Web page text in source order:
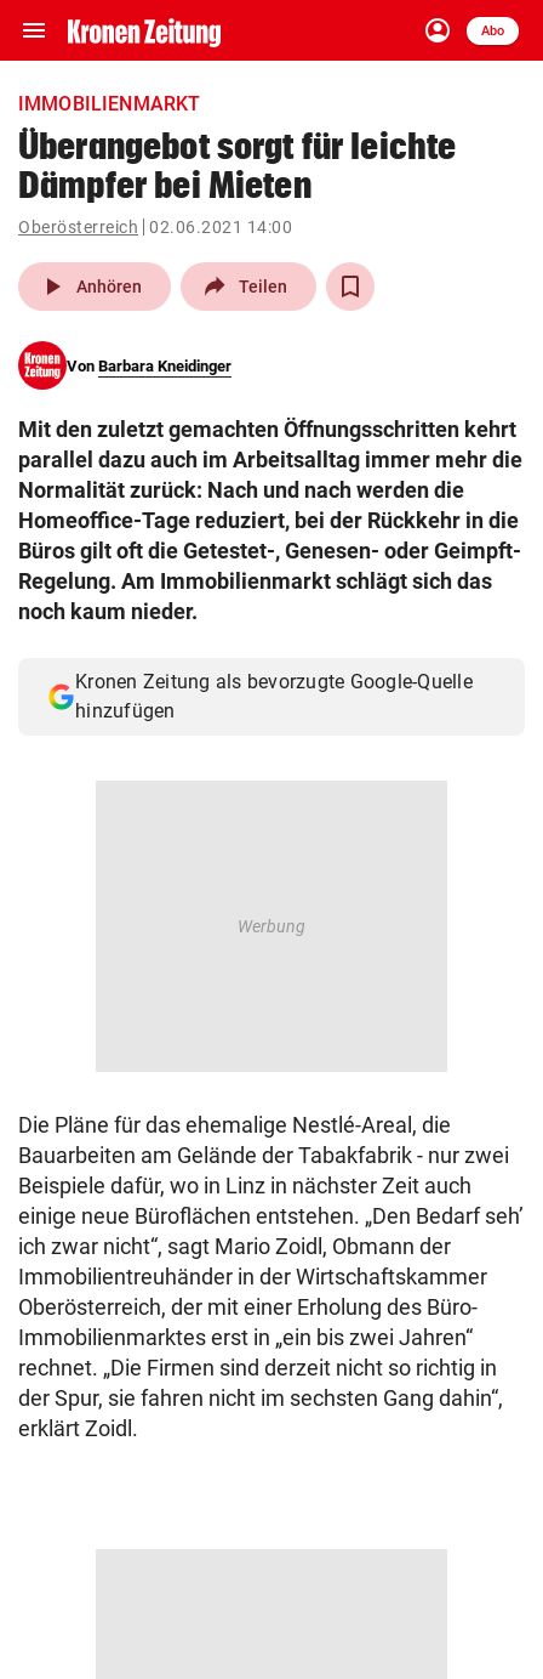
menu Navigation
ein-/ausklappen
account_circle
Anmelden
Abo
close Schließen
account_circle Anmelden
pin_drop
Wien arrow_right
search
eingeben
© Krone Multimedia GmbH & Co KG 2026
Muthgasse 2, 1190 Wien
IMMOBILIENMARKT
Überangebot sorgt für leichte
Dämpfer bei Mieten
Oberösterreich 02.06.2021 14:00
play_arrow Anhören Teilen
Von Barbara Kneidinger
Mit den zuletzt gemachten Öffnungsschritten kehrt
parallel dazu auch im Arbeitsalltag immer mehr die
Normalität zurück: Nach und nach werden die
Homeoffice-Tage reduziert, bei der Rückkehr in die
Büros gilt oft die Getestet-, Genesen- oder Geimpft-
Regelung. Am Immobilienmarkt schlägt sich das
noch kaum nieder.
Kronen Zeitung als bevorzugte Google-Quelle
hinzufügen
Die Pläne für das ehemalige Nestlé-Areal, die
Bauarbeiten am Gelände der Tabakfabrik - nur zwei
Beispiele dafür, wo in Linz in nächster Zeit auch
einige neue Büroflächen entstehen. „Den Bedarf seh’
ich zwar nicht“, sagt Mario Zoidl, Obmann der
Immobilientreuhänder in der Wirtschaftskammer
Oberösterreich, der mit einer Erholung des Büro-
Immobilienmarktes erst in „ein bis zwei Jahren“
rechnet. „Die Firmen sind derzeit nicht so richtig in
der Spur, sie fahren nicht im sechsten Gang dahin“,
erklärt Zoidl.